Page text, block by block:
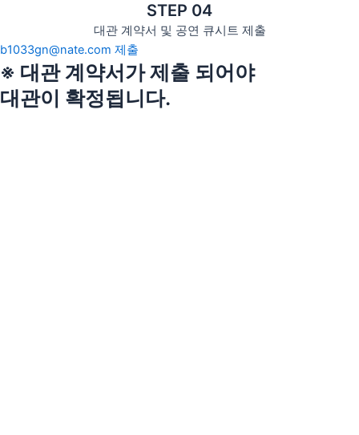
STEP 04
대관 계약서 및 공연 큐시트 제출
b1033gn@nate.com 제출
※ 대관 계약서가 제출 되어야
대관이 확정됩니다.